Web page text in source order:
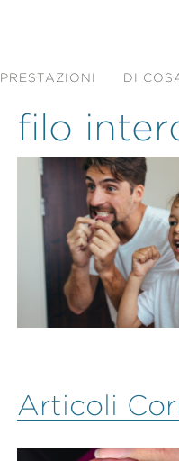
PRESTAZIONI DI
filo
Articoli